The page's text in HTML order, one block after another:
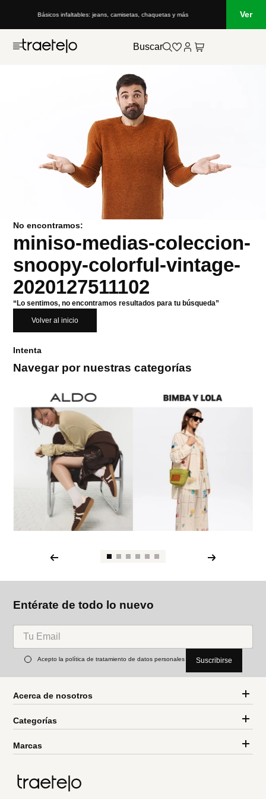
Básicos infaltables: jeans, camisetas, chaquetas y más Ver
Buscar
No encontramos:
miniso-medias-coleccion-
snoopy-colorful-vintage-
2020127511102
“Lo sentimos, no encontramos resultados para tu búsqueda”
Volver al inicio
Intenta
Navegar por nuestras categorías
Entérate de todo lo nuevo
Acepto la política de tratamiento de datos personales Suscribirse
Acerca de nosotros
Categorías
Marcas